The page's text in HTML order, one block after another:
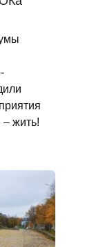
жить!